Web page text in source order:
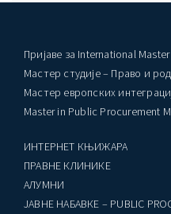
Пријаве за International
Мастер студије – Право и род
Мастер европских
Master in Public Procurement
ИНТЕРНЕТ КЊИЖАРА
ПРАВНЕ КЛИНИКЕ
AЛУМНИ
ЈАВНЕ НАБАВКЕ – PUBLIC